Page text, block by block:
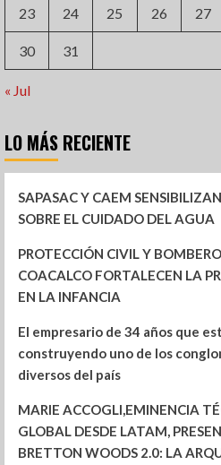
23 24 25 26 27
30 31
« Jul
LO MÁS RECIENTE
SAPASAC Y CAEM
SOBRE EL CUIDADO DEL AGUA
PROTECCIÓN CIVIL Y
COACALCO FORTALECEN LA
EN LA INFANCIA
El empresario de 34 años que
construyendo uno de los
diversos del país
MARIE ACCOGLI,EMINENCIA
GLOBAL DESDE LATAM,
BRETTON WOODS 2.0: LA